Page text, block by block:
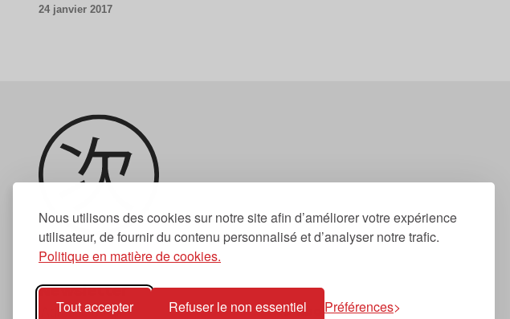
Nous utilisons des cookies sur notre site afin d’améliorer votre expérience
utilisateur, de fournir du contenu personnalisé et d’analyser notre trafic.
Politique en matière de cookies.
Tout accepter Refuser le non essentiel Préférences
24 janvier 2017
Newsletter
S'abonner